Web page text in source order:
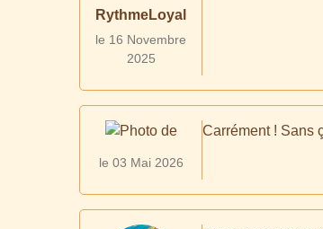
RythmeLoyal
le 16 Novembre
2025
le 03 Mai 2026
Carrément ! Sans